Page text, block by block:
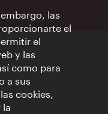
las
el
el
y las
como para
a sus
cookies,
la